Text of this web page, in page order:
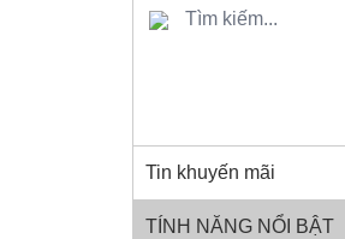
Tin khuyến mãi
TÍNH NĂNG NỔI BẬT